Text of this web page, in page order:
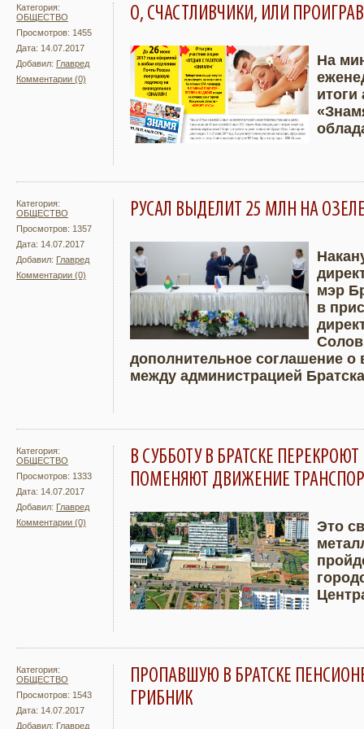
Категория:
ОБЩЕСТВО
Просмотров: 1455
Дата: 14.07.2017
Добавил: Главред
Комментарии (0)
О, СЧАСТЛИВЧИКИ, ИЛИ
Подробнее
На
итоги
Категория:
ОБЩЕСТВО
Просмотров: 1357
Дата: 14.07.2017
Добавил: Главред
Комментарии (0)
РУСАЛ ВЫДЕЛИТ 25 МЛН НА
Подробнее
мэр
в
дополнительное соглашение о
между администрацией
Категория:
ОБЩЕСТВО
Просмотров: 1333
Дата: 14.07.2017
Добавил: Главред
Комментарии (0)
В СУББОТУ В БРАТСКЕ
ПОМЕНЯЮТ ДВИЖЕНИЕ
Подробнее
Это
Категория:
ОБЩЕСТВО
Просмотров: 1543
Дата: 14.07.2017
Добавил: Главред
ПРОПАВШУЮ В БРАТСКЕ
ГРИБНИК